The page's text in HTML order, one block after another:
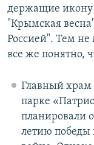
держащие икону
"Крымская
Россией". Тем
все же понятно,
Главный храм
парке
планировали
летию победы